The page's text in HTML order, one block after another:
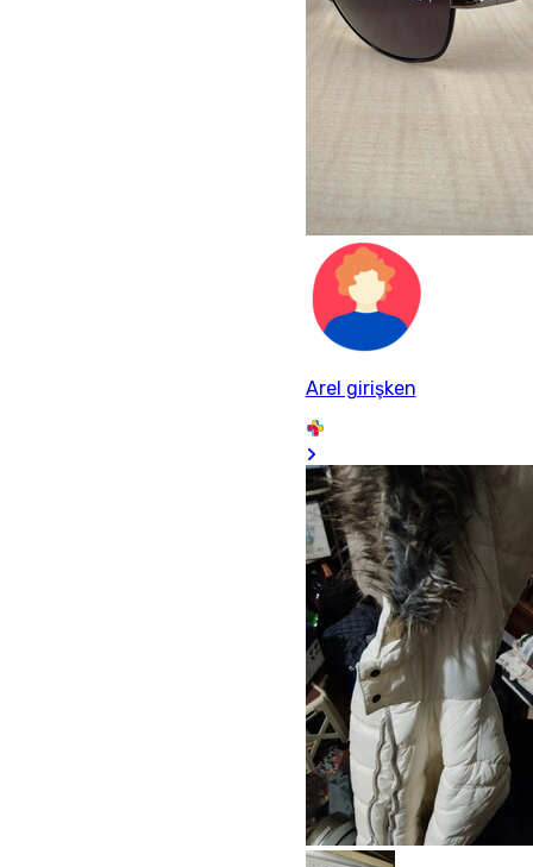
Arel girişken